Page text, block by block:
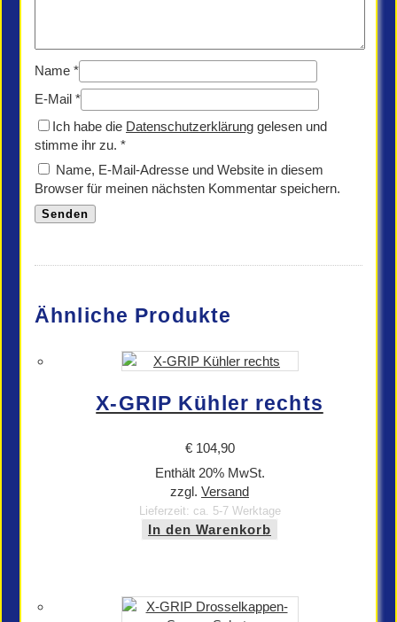
Name *
E-Mail *
Ich habe die Datenschutzerklärung gelesen und
stimme ihr zu. *
Name, E-Mail-Adresse und Website in diesem
Browser für meinen nächsten Kommentar speichern.
Ähnliche Produkte
X-GRIP Kühler rechts
€104,90
Enthält 20% MwSt.
zzgl. Versand
Lieferzeit: ca. 5-7 Werktage
In den Warenkorb